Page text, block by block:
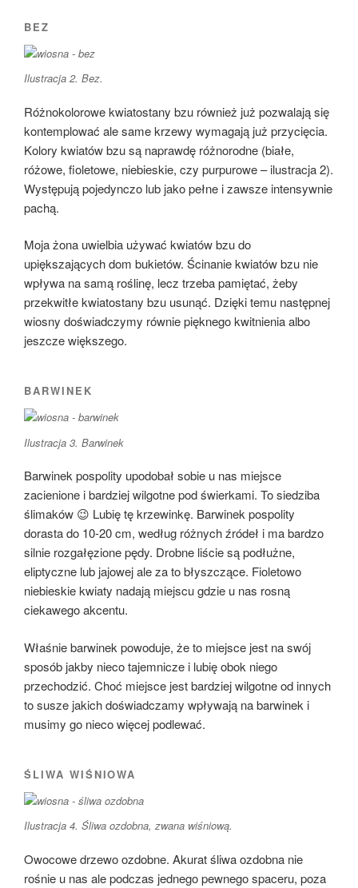
BEZ
Ilustracja 2. Bez.
Różnokolorowe kwiatostany bzu również już pozwalają się
kontemplować ale same krzewy wymagają już przycięcia.
Kolory kwiatów bzu są naprawdę różnorodne (białe,
różowe, fioletowe, niebieskie, czy purpurowe – ilustracja 2).
Występują pojedynczo lub jako pełne i zawsze intensywnie
pachą.
Moja żona uwielbia używać kwiatów bzu do
upiększających dom bukietów. Ścinanie kwiatów bzu nie
wpływa na samą roślinę, lecz trzeba pamiętać, żeby
przekwitłe kwiatostany bzu usunąć. Dzięki temu następnej
wiosny doświadczymy równie pięknego kwitnienia albo
jeszcze większego.
BARWINEK
Ilustracja 3. Barwinek
Barwinek pospolity upodobał sobie u nas miejsce
zacienione i bardziej wilgotne pod świerkami. To siedziba
ślimaków 😉 Lubię tę krzewinkę. Barwinek pospolity
dorasta do 10-20 cm, według różnych źródeł i ma bardzo
silnie rozgałęzione pędy. Drobne liście są podłużne,
eliptyczne lub jajowej ale za to błyszczące. Fioletowo
niebieskie kwiaty nadają miejscu gdzie u nas rosną
ciekawego akcentu.
Właśnie barwinek powoduje, że to miejsce jest na swój
sposób jakby nieco tajemnicze i lubię obok niego
przechodzić. Choć miejsce jest bardziej wilgotne od innych
to susze jakich doświadczamy wpływają na barwinek i
musimy go nieco więcej podlewać.
ŚLIWA WIŚNIOWA
Ilustracja 4. Śliwa ozdobna, zwana wiśniową.
Owocowe drzewo ozdobne. Akurat śliwa ozdobna nie
rośnie u nas ale podczas jednego pewnego spaceru, poza